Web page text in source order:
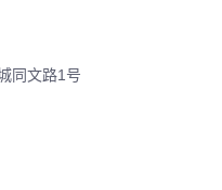
同文路1号